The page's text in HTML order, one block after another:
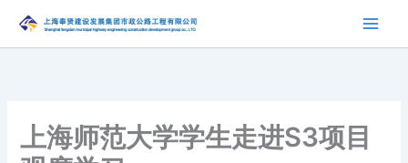
内
上海师范大学学生走进S3项目